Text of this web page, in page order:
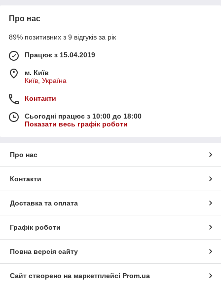
Про нас
89% позитивних з 9 відгуків за рік
Працює з 15.04.2019
м. Київ
Київ, Україна
Контакти
Сьогодні працює з 10:00 до 18:00
Показати весь графік роботи
Про нас
Контакти
Доставка та оплата
Графік роботи
Повна версія сайту
Сайт створено на маркетплейсі Prom.ua